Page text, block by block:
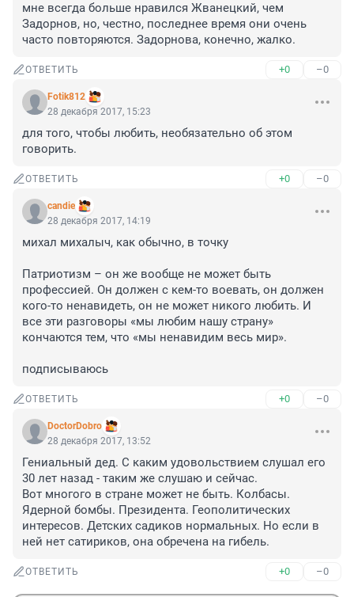
мне всегда больше нравился Жванецкий, чем
Задорнов, но, честно, последнее время они очень
часто повторяются. Задорнова, конечно, жалко.
ОТВЕТИТЬ +0 –0
Fotik812
28 декабря 2017, 15:23
для того, чтобы любить, необязательно об этом
говорить.
ОТВЕТИТЬ +0 –0
candie
28 декабря 2017, 14:19
михал михалыч, как обычно, в точку
Патриотизм – он же вообще не может быть
профессией. Он должен с кем-то воевать, он должен
кого-то ненавидеть, он не может никого любить. И
все эти разговоры «мы любим нашу страну»
кончаются тем, что «мы ненавидим весь мир».
подписываюсь
ОТВЕТИТЬ +0 –0
DoctorDobro
28 декабря 2017, 13:52
Гениальный дед. С каким удовольствием слушал его
30 лет назад - таким же слушаю и сейчас.
Вот многого в стране может не быть. Колбасы.
Ядерной бомбы. Президента. Геополитических
интересов. Детских садиков нормальных. Но если в
ней нет сатириков, она обречена на гибель.
ОТВЕТИТЬ +0 –0